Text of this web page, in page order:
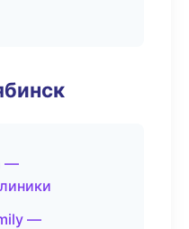
—
—